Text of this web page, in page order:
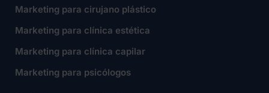
Marketing para cirujano plástico
Marketing para clínica estética
Marketing para clínica capilar
Marketing para psicólogos